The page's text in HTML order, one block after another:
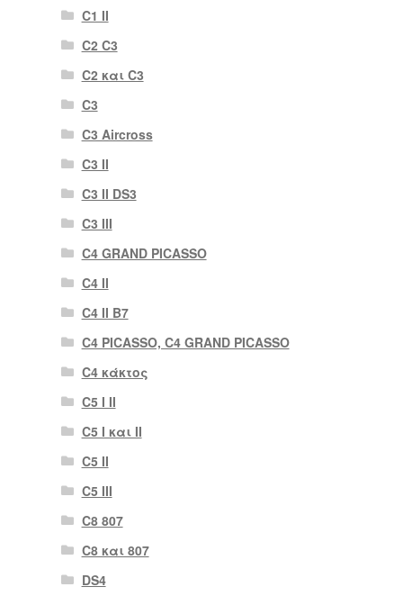
C1 II
C2 C3
C2 και C3
C3
C3 Aircross
C3 II
C3 II DS3
C3 III
C4 GRAND PICASSO
C4 II
C4 II B7
C4 PICASSO, C4 GRAND PICASSO
C4 κάκτος
C5 I II
C5 I και II
C5 II
C5 III
C8 807
C8 και 807
DS4